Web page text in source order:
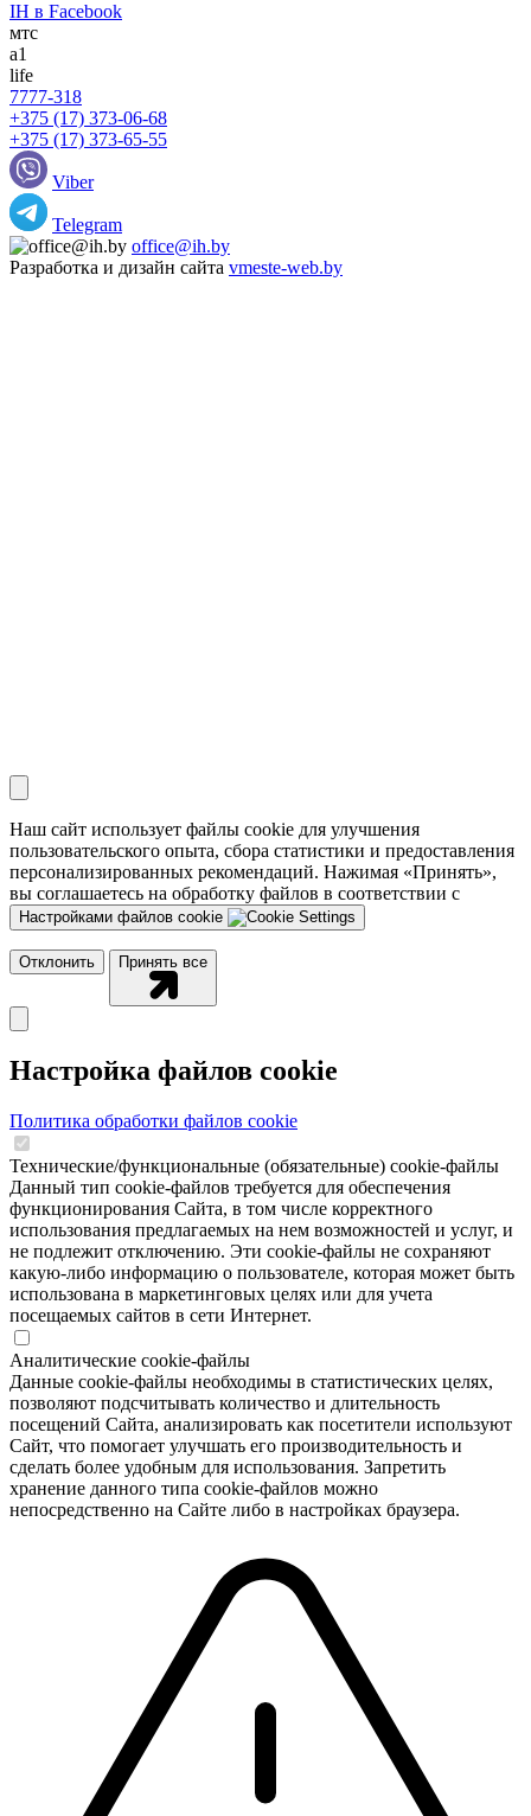
IH в Facebook
мтс
а1
life
7777-318
+375 (17) 373-06-68
+375 (17) 373-65-55
Viber
Telegram
office@ih.by
Разработка и дизайн сайта vmeste-web.by
Наш сайт использует файлы cookie для улучшения
пользовательского опыта, сбора статистики и предоставления
персонализированных рекомендаций. Нажимая «Принять»,
вы соглашаетесь на обработку файлов в соответствии с
Настройками файлов cookie
Отклонить Принять все
Настройка файлов cookie
Политика обработки файлов cookie
Технические/функциональные (обязательные) cookie-файлы
Данный тип cookie-файлов требуется для обеспечения
функционирования Сайта, в том числе корректного
использования предлагаемых на нем возможностей и услуг, и
не подлежит отключению. Эти сookie-файлы не сохраняют
какую-либо информацию о пользователе, которая может быть
использована в маркетинговых целях или для учета
посещаемых сайтов в сети Интернет.
Аналитические cookie-файлы
Данные cookie-файлы необходимы в статистических целях,
позволяют подсчитывать количество и длительность
посещений Сайта, анализировать как посетители используют
Сайт, что помогает улучшать его производительность и
сделать более удобным для использования. Запретить
хранение данного типа cookie-файлов можно
непосредственно на Сайте либо в настройках браузера.